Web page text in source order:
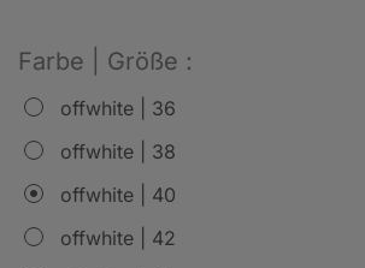
Farbe | Größe :
offwhite | 36
offwhite | 38
offwhite | 40
offwhite | 42